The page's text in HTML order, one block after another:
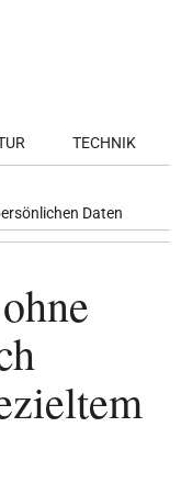
TECHNIK
Daten